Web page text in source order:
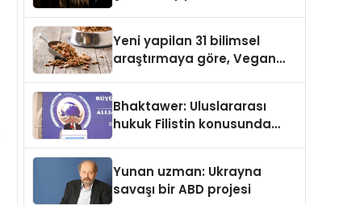
Yeni yapilan 31 bilimsel
araştırmaya göre, Vegan
Sindirildiğini Ortaya Koydu
Bhaktawer: Uluslararası
hukuk Filistin konusunda
Yunan uzman: Ukrayna
savaşı bir ABD projesi